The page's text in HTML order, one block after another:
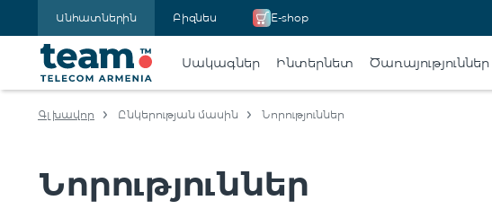
Անհատներին Բիզնես E-shop
Սակագներ Ինտերնետ Ծառայություններ
Գլխավոր Ընկերության մասին Նորություններ
Նորություններ